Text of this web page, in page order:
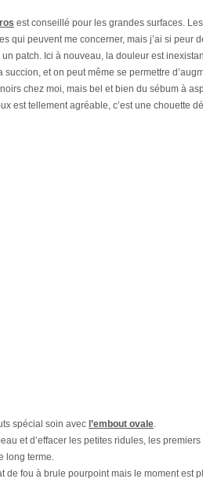
est conseillé pour les grandes surfaces.
qui peuvent me concerner, mais j’ai si peur
patch. Ici à nouveau, la douleur est
succion, et on peut même se permettre
chez moi, mais bel et bien du sébum à
est tellement agréable, c’est une chouette
spécial soin avec l’embout ovale.
et d’effacer les petites ridules, les
long terme.
de fou à brule pourpoint mais le moment est